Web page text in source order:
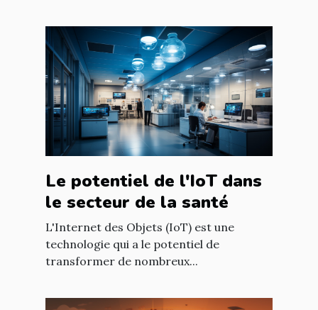
Le potentiel de l'IoT dans
le secteur de la santé
L'Internet des Objets (IoT) est une
technologie qui a le potentiel de
transformer de nombreux...